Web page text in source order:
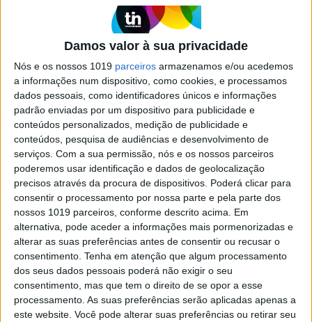
Damos valor à sua privacidade
Nós e os nossos 1019 parceiros armazenamos e/ou acedemos
a informações num dispositivo, como cookies, e processamos
dados pessoais, como identificadores únicos e informações
padrão enviadas por um dispositivo para publicidade e
conteúdos personalizados, medição de publicidade e
conteúdos, pesquisa de audiências e desenvolvimento de
serviços. Com a sua permissão, nós e os nossos parceiros
poderemos usar identificação e dados de geolocalização
precisos através da procura de dispositivos. Poderá clicar para
consentir o processamento por nossa parte e pela parte dos
nossos 1019 parceiros, conforme descrito acima. Em
alternativa, pode aceder a informações mais pormenorizadas e
alterar as suas preferências antes de consentir ou recusar o
consentimento. Tenha em atenção que algum processamento
dos seus dados pessoais poderá não exigir o seu
consentimento, mas que tem o direito de se opor a esse
processamento. As suas preferências serão aplicadas apenas a
este website. Você pode alterar suas preferências ou retirar seu